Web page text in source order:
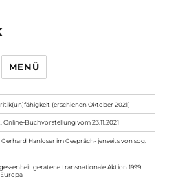
MENÜ
(erschienen Oktober 2021)
Buchvorstellung vom 23.11.2021
Hanloser im Gespräch- jenseits von sog.
geratene transnationale Aktion 1999: